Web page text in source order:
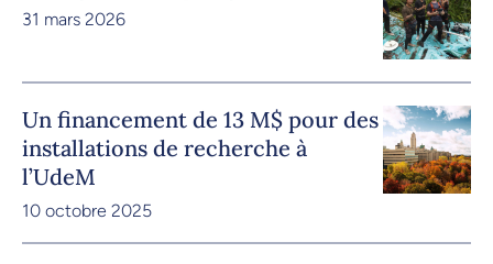
31 mars 2026
Un financement de 13 M$ pour des
installations de recherche à
l’UdeM
10 octobre 2025